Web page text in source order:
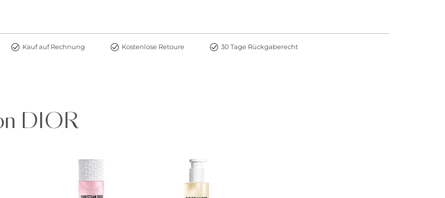
• PHENETHYL ALCOHOL • SODIUM CARRAGEENAN • CITRIC ACID • XANTHAN GUM • GLUCONOLACTONE •
• CALCIUM GLUCONATE • POTASSIUM SORBATE • CARBOMER • ACRYLATES/C10-30 ALKYL ACRYLATE
Kauf auf Rechnung Kostenlose Retoure 30 Tage Rückgaberecht
DIOR